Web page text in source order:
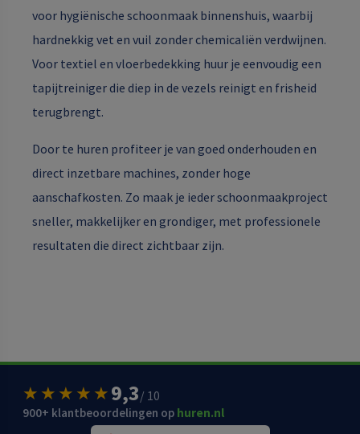
voor hygiënische schoonmaak binnenshuis, waarbij
hardnekkig vet en vuil zonder chemicaliën verdwijnen.
Voor textiel en vloerbedekking huur je eenvoudig een
tapijtreiniger die diep in de vezels reinigt en frisheid
terugbrengt.
Door te huren profiteer je van goed onderhouden en
direct inzetbare machines, zonder hoge
aanschafkosten. Zo maak je ieder schoonmaakproject
sneller, makkelijker en grondiger, met professionele
resultaten die direct zichtbaar zijn.
★★★★★9,3/ 10
900+ klantbeoordelingen op huren.nl